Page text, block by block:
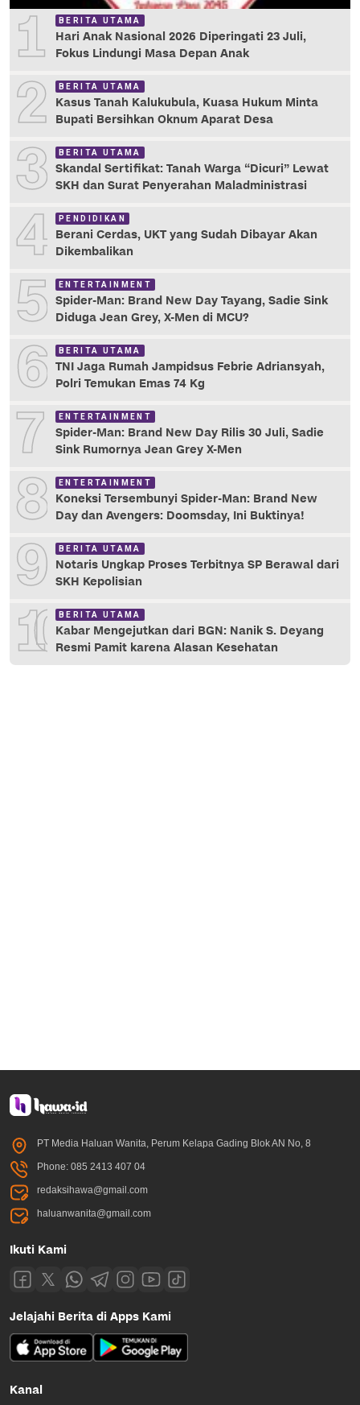
1 BERITA UTAMA
Hari Anak Nasional 2026 Diperingati 23 Juli,
Fokus Lindungi Masa Depan Anak
2 BERITA UTAMA
Kasus Tanah Kalukubula, Kuasa Hukum Minta
Bupati Bersihkan Oknum Aparat Desa
3 BERITA UTAMA
Skandal Sertifikat: Tanah Warga “Dicuri” Lewat
SKH dan Surat Penyerahan Maladministrasi
4 PENDIDIKAN
Berani Cerdas, UKT yang Sudah Dibayar Akan
Dikembalikan
5 ENTERTAINMENT
Spider-Man: Brand New Day Tayang, Sadie Sink
Diduga Jean Grey, X-Men di MCU?
6 BERITA UTAMA
TNI Jaga Rumah Jampidsus Febrie Adriansyah,
Polri Temukan Emas 74 Kg
7 ENTERTAINMENT
Spider-Man: Brand New Day Rilis 30 Juli, Sadie
Sink Rumornya Jean Grey X-Men
8 ENTERTAINMENT
Koneksi Tersembunyi Spider-Man: Brand New
Day dan Avengers: Doomsday, Ini Buktinya!
9 BERITA UTAMA
Notaris Ungkap Proses Terbitnya SP Berawal dari
SKH Kepolisian
10 BERITA UTAMA
Kabar Mengejutkan dari BGN: Nanik S. Deyang
Resmi Pamit karena Alasan Kesehatan
PT Media Haluan Wanita, Perum Kelapa Gading Blok AN No, 8
Phone: 085 2413 407 04
redaksihawa@gmail.com
haluanwanita@gmail.com
Ikuti Kami
Jelajahi Berita di Apps Kami
Kanal